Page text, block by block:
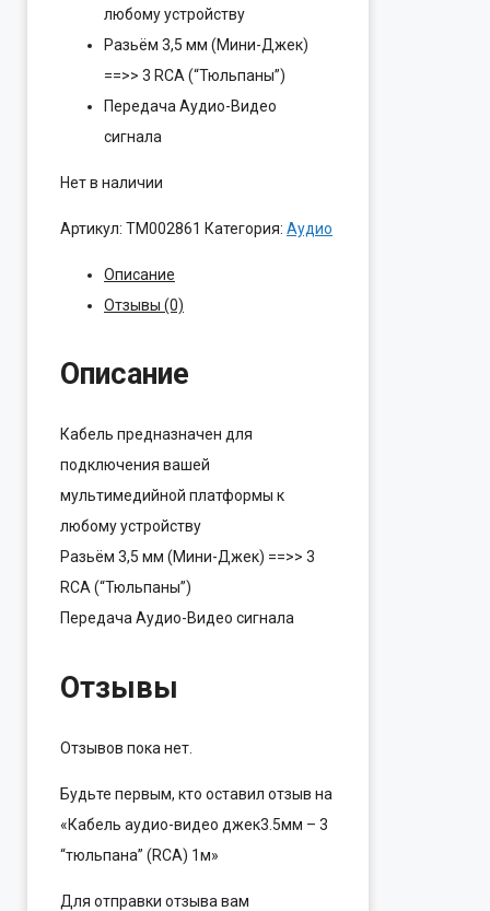
любому устройству
Разьём 3,5 мм (Мини-Джек)
==>> 3 RCA (“Тюльпаны”)
Передача Аудио-Видео
сигнала
Нет в наличии
Артикул: ТМ002861 Категория: Аудио
Описание
Отзывы (0)
Описание
Кабель предназначен для
подключения вашей
мультимедийной платформы к
любому устройству
Разьём 3,5 мм (Мини-Джек) ==>> 3
RCA (“Тюльпаны”)
Передача Аудио-Видео сигнала
Отзывы
Отзывов пока нет.
Будьте первым, кто оставил отзыв на
«Кабель аудио-видео джек3.5мм – 3
“тюльпана” (RCA) 1м»
Для отправки отзыва вам